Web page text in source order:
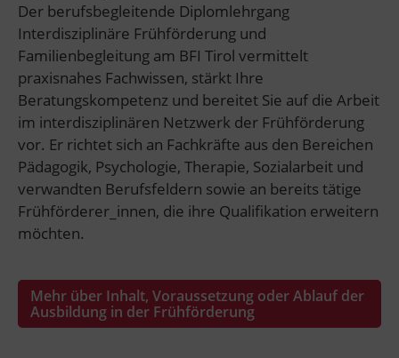
Der berufsbegleitende Diplomlehrgang
Interdisziplinäre Frühförderung und
Familienbegleitung am BFI Tirol vermittelt
praxisnahes Fachwissen, stärkt Ihre
Beratungskompetenz und bereitet Sie auf die Arbeit
im interdisziplinären Netzwerk der Frühförderung
vor. Er richtet sich an Fachkräfte aus den Bereichen
Pädagogik, Psychologie, Therapie, Sozialarbeit und
verwandten Berufsfeldern sowie an bereits tätige
Frühförderer_innen, die ihre Qualifikation erweitern
möchten.
Mehr über Inhalt, Voraussetzung oder Ablauf der
Ausbildung in der Frühförderung